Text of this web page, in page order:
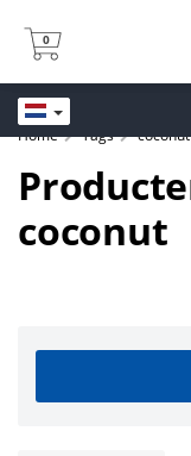
0
0
Home Tags coconut
coconut